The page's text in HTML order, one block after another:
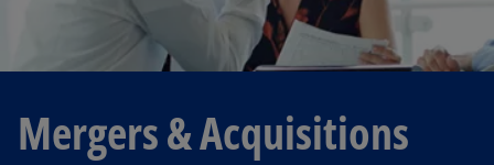
Mergers & Acquisitions